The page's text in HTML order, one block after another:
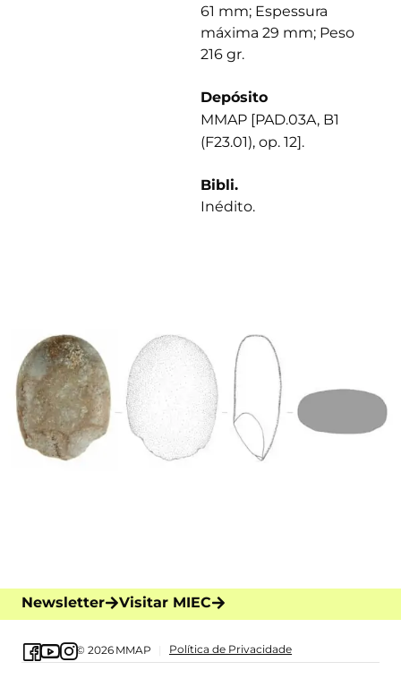
61 mm; Espessura
máxima 29 mm; Peso
216 gr.
Depósito
MMAP [PAD.03A, B1
(F23.01), op. 12].
Bibli.
Inédito.
Newsletter Visitar MIEC
© 2026 MMAP Política de Privacidade